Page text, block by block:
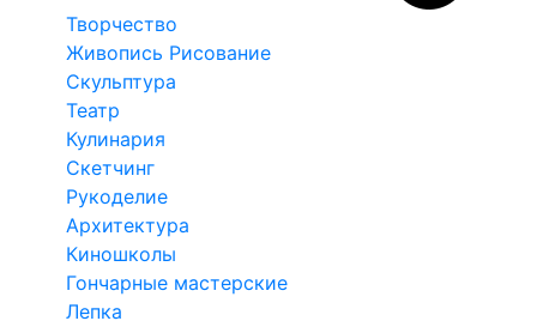
Творчество
Живопись Рисование
Скульптура
Театр
Кулинария
Скетчинг
Рукоделие
Архитектура
Киношколы
Гончарные мастерские
Лепка